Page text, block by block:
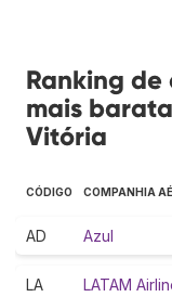
Ranking
mais
Vitória
CÓDIGO COMPANHIA
AD Azul
LA LATAM